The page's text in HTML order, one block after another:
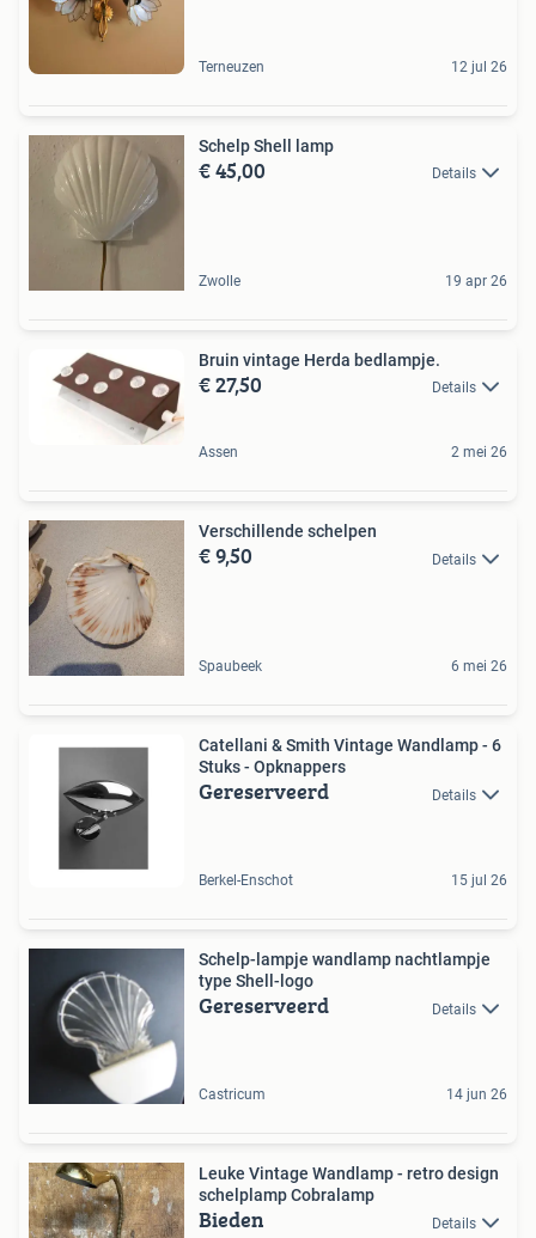
Terneuzen 12 jul 26
Schelp Shell lamp
€ 45,00 Details
Zwolle 19 apr 26
Bruin vintage Herda bedlampje.
€ 27,50 Details
Assen 2 mei 26
Verschillende schelpen
€ 9,50 Details
Spaubeek 6 mei 26
Catellani & Smith Vintage Wandlamp - 6
Stuks - Opknappers
Gereserveerd Details
Berkel-Enschot 15 jul 26
Schelp-lampje wandlamp nachtlampje
type Shell-logo
Gereserveerd Details
Castricum 14 jun 26
Leuke Vintage Wandlamp - retro design
schelplamp Cobralamp
Bieden Details